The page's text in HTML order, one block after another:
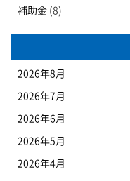
補助金 (8)
2026年8月
2026年7月
2026年6月
2026年5月
2026年4月